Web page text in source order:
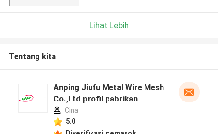
Lihat Lebih
Tentang kita
Anping Jiufu Metal Wire Mesh
Co.,Ltd profil pabrikan
Cina
5.0